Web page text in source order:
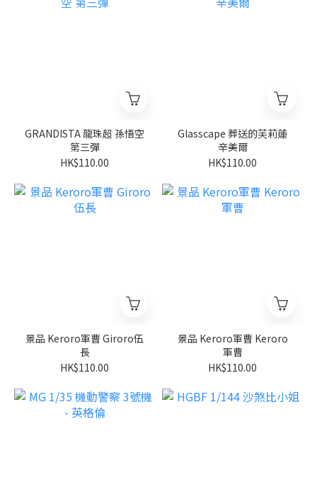
GRANDISTA 龍珠超 孫悟空
第三彈
HK$110.00
Glasscape 葬送的芙莉蓮
辛美爾
HK$110.00
景品 Keroro軍曹 Giroro伍
長
HK$110.00
景品 Keroro軍曹 Keroro
軍曹
HK$110.00